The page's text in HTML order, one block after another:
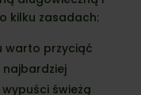
kilku zasadach:
warto przyciąć
świeżą